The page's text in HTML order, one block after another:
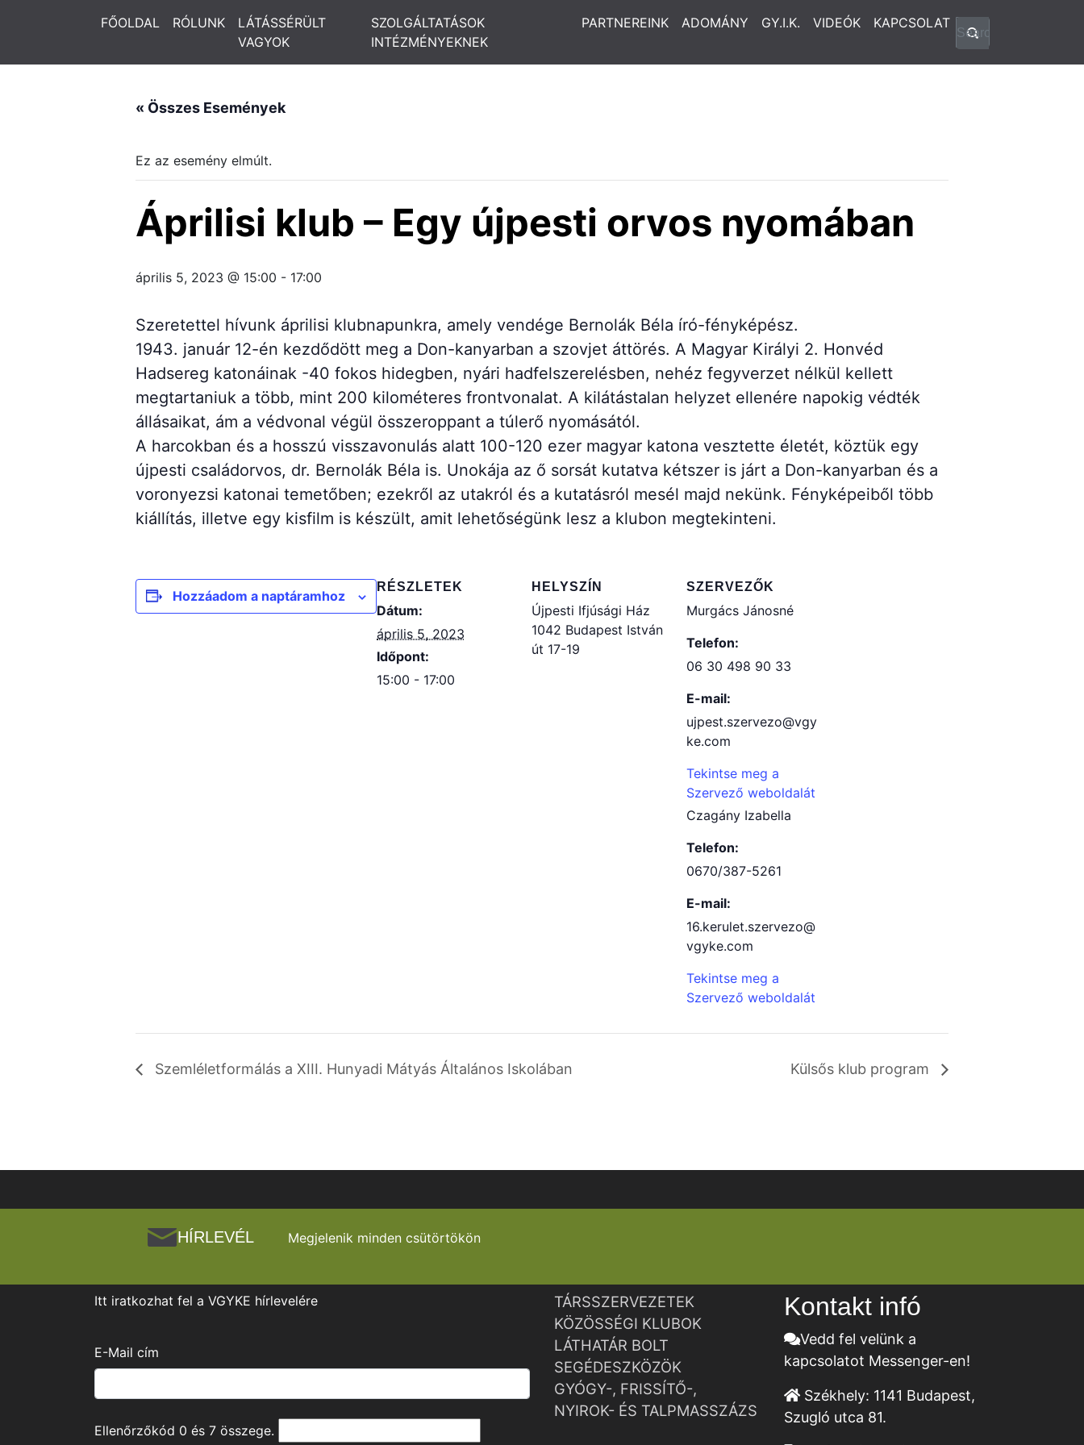
FŐOLDAL RÓLUNK
LÁTÁSSÉRÜLT
VAGYOK
SZOLGÁLTATÁSOK
INTÉZMÉNYEKNEK
PARTNEREINK ADOMÁNY GY.I.K. VIDEÓK KAPCSOLAT
« Összes Események
Ez az esemény elmúlt.
Áprilisi klub – Egy újpesti orvos nyomában
április 5, 2023 @ 15:00 - 17:00
Szeretettel hívunk áprilisi klubnapunkra, amely vendége Bernolák Béla író-fényképész.
1943. január 12-én kezdődött meg a Don-kanyarban a szovjet áttörés. A Magyar Királyi 2. Honvéd
Hadsereg katonáinak -40 fokos hidegben, nyári hadfelszerelésben, nehéz fegyverzet nélkül kellett
megtartaniuk a több, mint 200 kilométeres frontvonalat. A kilátástalan helyzet ellenére napokig védték
állásaikat, ám a védvonal végül összeroppant a túlerő nyomásától.
A harcokban és a hosszú visszavonulás alatt 100-120 ezer magyar katona vesztette életét, köztük egy
újpesti családorvos, dr. Bernolák Béla is. Unokája az ő sorsát kutatva kétszer is járt a Don-kanyarban és a
voronyezsi katonai temetőben; ezekről az utakról és a kutatásról mesél majd nekünk. Fényképeiből több
kiállítás, illetve egy kisfilm is készült, amit lehetőségünk lesz a klubon megtekinteni.
Hozzáadom a naptáramhoz
RÉSZLETEK
Dátum:
április 5, 2023
Időpont:
15:00 - 17:00
HELYSZÍN
Újpesti Ifjúsági Ház
1042 Budapest István
út 17-19
SZERVEZŐK
Murgács Jánosné
Telefon:
06 30 498 90 33
E-mail:
ujpest.szervezo@vgy
ke.com
Tekintse meg a
Szervező weboldalát
Czagány Izabella
Telefon:
0670/387-5261
E-mail:
16.kerulet.szervezo@
vgyke.com
Tekintse meg a
Szervező weboldalát
Szemléletformálás a XIII. Hunyadi Mátyás Általános Iskolában Külsős klub program
HÍRLEVÉL Megjelenik minden csütörtökön
Itt iratkozhat fel a VGYKE hírlevelére
E-Mail cím
Ellenőrzőkód 0 és 7 összege.
TÁRSSZERVEZETEK
KÖZÖSSÉGI KLUBOK
LÁTHATÁR BOLT
SEGÉDESZKÖZÖK
GYÓGY-, FRISSÍTŐ-,
NYIROK- ÉS TALPMASSZÁZS
Kontakt infó
Vedd fel velünk a
kapcsolatot Messenger-en!
Székhely: 1141 Budapest,
Szugló utca 81.